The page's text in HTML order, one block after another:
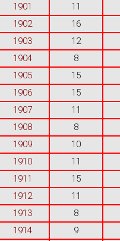
1901
11
1902
16
1903
12
1904
8
1905
15
1906
15
1907
11
1908
8
1909
10
1910
11
1911
15
1912
11
1913
8
1914
9